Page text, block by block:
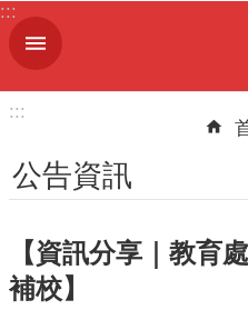
跳到主要內容區塊
進
階
關
簡
介
:::
:::
公告資訊
【資訊分享｜教育
補校】